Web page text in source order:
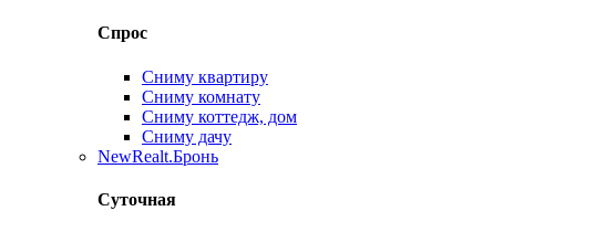
Спрос
Сниму квартиру
Сниму комнату
Сниму коттедж, дом
Сниму дачу
NewRealt.Бронь
Суточная